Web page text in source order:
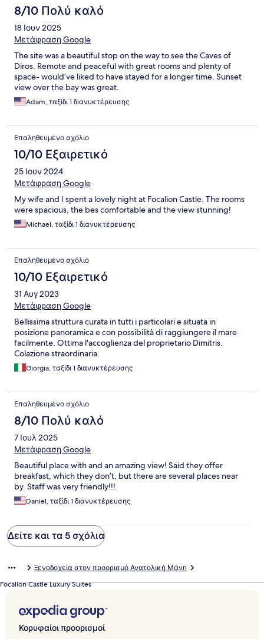
8/10 Πολύ καλό
18 Ιουν 2025
Μετάφραση Google
The site was a beautiful stop on the way to see the Caves of
Diros. Remote and peaceful with great rooms and plenty of
space- would’ve liked to have stayed for a longer time. Sunset
view over the bay was great.
Adam, ταξίδι 1 διανυκτέρευσης
Επαληθευμένο σχόλιο
10/10 Εξαιρετικό
25 Ιουν 2024
Μετάφραση Google
My wife and I spent a lovely night at Focalion Castle. The rooms
were spacious, the bes comfortable and the view stunning!
Michael, ταξίδι 1 διανυκτέρευσης
Επαληθευμένο σχόλιο
10/10 Εξαιρετικό
31 Αυγ 2023
Μετάφραση Google
Bellissima struttura curata in tutti i particolari e situata in
posizione panoramica e con possibilità di raggiungere il mare
facilmente. Ottima l'accoglienza del proprietario Dimitris.
Colazione straordinaria.
Giorgia, ταξίδι 1 διανυκτέρευσης
Επαληθευμένο σχόλιο
8/10 Πολύ καλό
7 Ιουλ 2025
Μετάφραση Google
Beautiful place with and an amazing view! Said they offer
breakfast, which they don’t, but there are several places near
by. Staff was very friendly!!!
Daniel, ταξίδι 1 διανυκτέρευσης
Δείτε και τα 5 σχόλια
Ξενοδοχεία στον προορισμό Ανατολική Μάνη
Focalion Castle Luxury Suites
Κορυφαίοι προορισμοί